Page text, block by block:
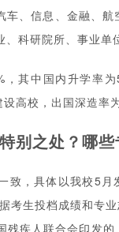
车、信息、金融、
科研院所、事业
其中国内升学率
设高校，出国深造
别之处？哪
致，具体以我校5
考生投档成绩和专
残疾人联合会印发